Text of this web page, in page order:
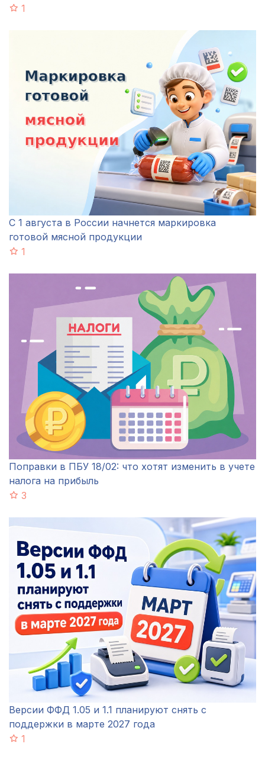
1
С 1 августа в России начнется маркировка
готовой мясной продукции
1
Поправки в ПБУ 18/02: что хотят изменить в учете
налога на прибыль
3
Версии ФФД 1.05 и 1.1 планируют снять с
поддержки в марте 2027 года
1